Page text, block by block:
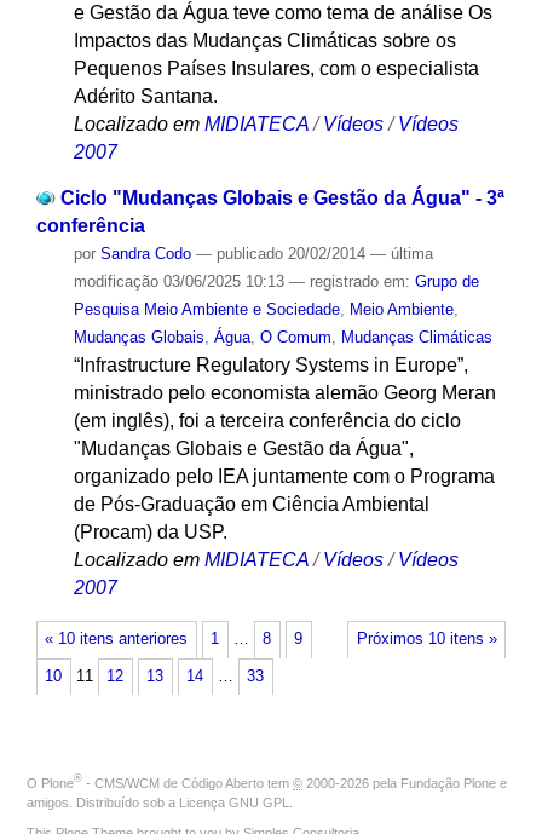
e Gestão da Água teve como tema de análise Os
Impactos das Mudanças Climáticas sobre os
Pequenos Países Insulares, com o especialista
Adérito Santana.
Localizado em MIDIATECA /Vídeos /Vídeos
2007
Ciclo "Mudanças Globais e Gestão da Água" - 3ª
conferência
por Sandra Codo — publicado20/02/2014 — última
modificação03/06/2025 10:13 — registrado em: Grupo de
Pesquisa Meio Ambiente e Sociedade, Meio Ambiente,
Mudanças Globais, Água, O Comum, Mudanças Climáticas
“Infrastructure Regulatory Systems in Europe”,
ministrado pelo economista alemão Georg Meran
(em inglês), foi a terceira conferência do ciclo
"Mudanças Globais e Gestão da Água",
organizado pelo IEA juntamente com o Programa
de Pós-Graduação em Ciência Ambiental
(Procam) da USP.
Localizado em MIDIATECA /Vídeos /Vídeos
2007
« 10 itens anteriores Próximos 10 itens »
1 … 8 9
10 11 12 13 14 … 33
O Plone® - CMS/WCM de Código Aberto tem © 2000-2026 pela Fundação Plone e
amigos. Distribuído sob a Licença GNU GPL